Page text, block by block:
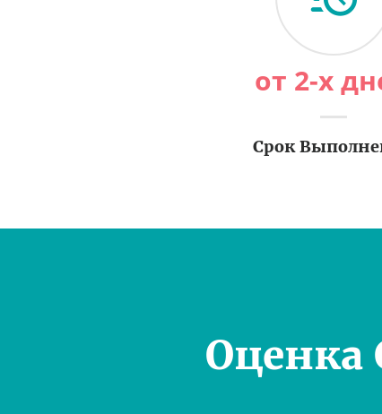
от 2-х
Срок
Оценка